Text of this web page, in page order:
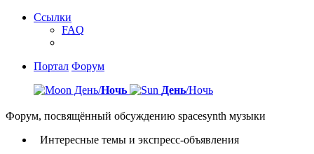
Ссылки
FAQ
Портал Форум
День/Ночь День/Ночь
Форум, посвящённый обсуждению spacesynth музыки
Интересные темы и экспресс-объявления